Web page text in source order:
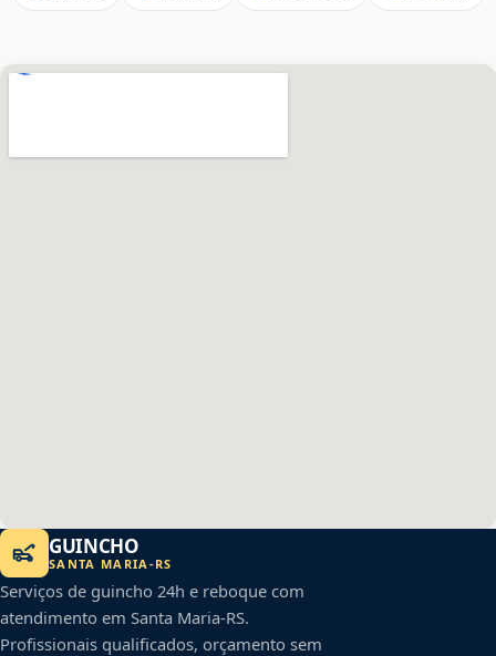
GUINCHO
SANTA MARIA -RS
Serviços de guincho 24h e reboque com
atendimento em Santa Maria-RS.
Profissionais qualificados, orçamento sem